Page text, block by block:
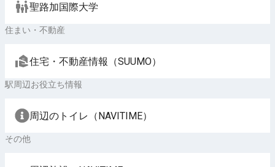
聖路加国際大学
住まい・不動産
住宅・不動産情報（SUUMO）
駅周辺お役立ち情報
周辺のトイレ（NAVITIME）
その他